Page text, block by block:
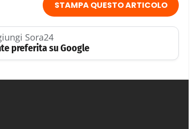
STAMPA QUESTO ARTICOLO
Sora24
preferita su Google